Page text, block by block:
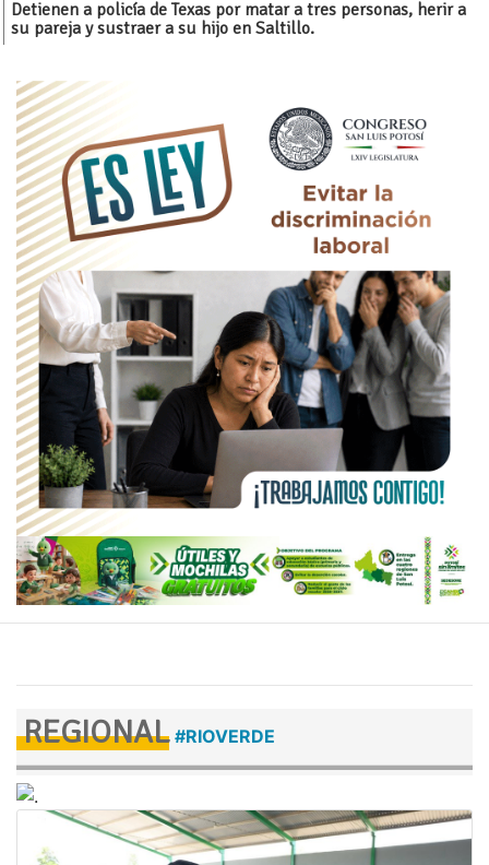
Detienen a policía de Texas por matar a tres personas, herir a
su pareja y sustraer a su hijo en Saltillo.
REGIONAL #RIOVERDE